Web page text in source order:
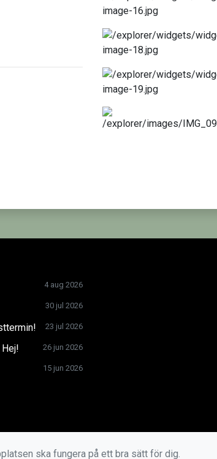
4 aug 2026
30 jul 2026
23 jul 2026
26 jun 2026
15 jun 2026
ska fungera på ett bra sätt för dig.